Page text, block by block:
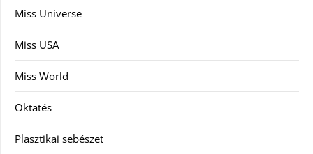
Miss Universe
Miss USA
Miss World
Oktatés
Plasztikai sebészet